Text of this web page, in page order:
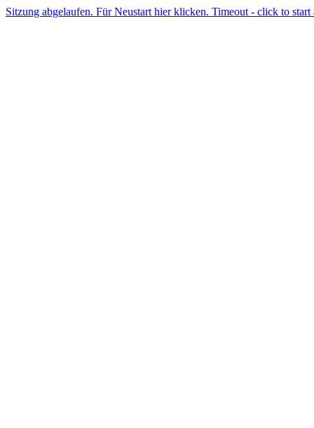
Sitzung abgelaufen. Für Neustart hier klicken. Timeout - click to start